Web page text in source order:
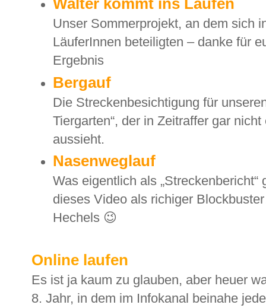
Walter kommt ins Laufen
Unser Sommerprojekt, an dem sich
LäuferInnen beteiligten – danke für
Ergebnis
Bergauf
Die Streckenbesichtigung für
Tiergarten“, der in Zeitraffer gar
aussieht.
Nasenweglauf
Was eigentlich als
dieses Video als richiger
Hechels 😉
Online laufen
Es ist ja kaum zu glauben, aber heuer
8. Jahr, in dem im Infokanal beinahe